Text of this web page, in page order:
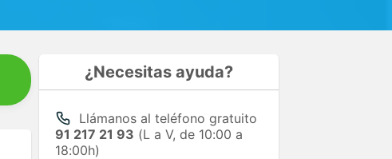
¿Necesitas ayuda?
Llámanos al teléfono gratuito
91 217 21 93 (L a V, de 10:00 a
18:00h)